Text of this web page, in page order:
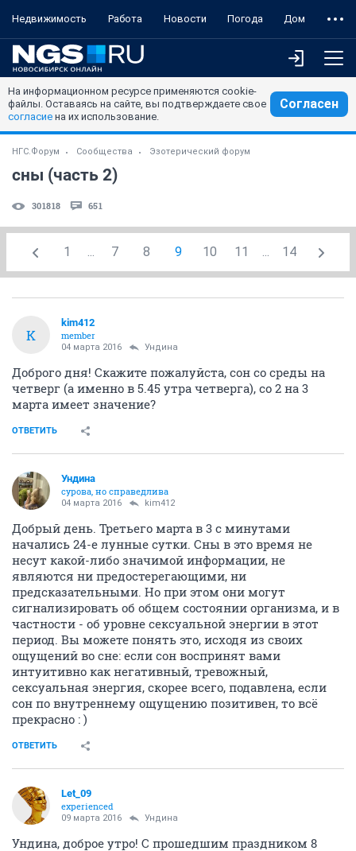
Недвижимость Работа Новости Погода Дом
На информационном ресурсе применяются cookie-
файлы. Оставаясь на сайте, вы подтверждаете свое
согласие на их использование.
Согласен
НГС.Форум Сообщества Эзотерический форум
сны (часть 2)
301818 651
1 ... 7 8 9 10 11 ... 14
K
kim412
member
04 марта 2016 Ундинa
Доброго дня! Скажите пожалуйста, сон со среды на
четверг (а именно в 5.45 утра четверга), со 2 на 3
марта имеет значение?
ОТВЕТИТЬ
Ундинa
сурова, но справедлива
04 марта 2016 kim412
Добрый день. Третьего марта в 3 с минутами
начались 24-е лунные сутки. Сны в это время не
несут какой-либо значимой информации, не
являются ни предостерегающими, ни
предсказательными. Но при этом они могут
сигнализировать об общем состоянии организма, и в
частности - об уровне сексуальной энергии в этот
период. Вы можете понять это, исходя из своих
ощущений во сне: если сон воспринят вами
интуитивно как негативный, тревожный,
сексуальная энергия, скорее всего, подавлена, если
сон по внутреннему ощущению позитивен, то всё
прекрасно : )
ОТВЕТИТЬ
Let_09
experienced
09 марта 2016 Ундинa
Ундина, доброе утро! С прошедшим праздником 8